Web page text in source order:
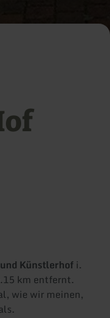
Künstlerhof i.
km entfernt.
wie wir meinen,